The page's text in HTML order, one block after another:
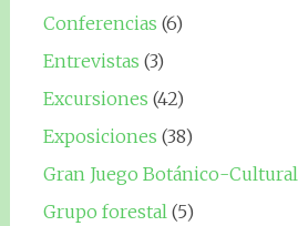
Conferencias (6)
Entrevistas (3)
Excursiones (42)
Exposiciones (38)
Gran Juego Botánico-Cultural
Grupo forestal (5)